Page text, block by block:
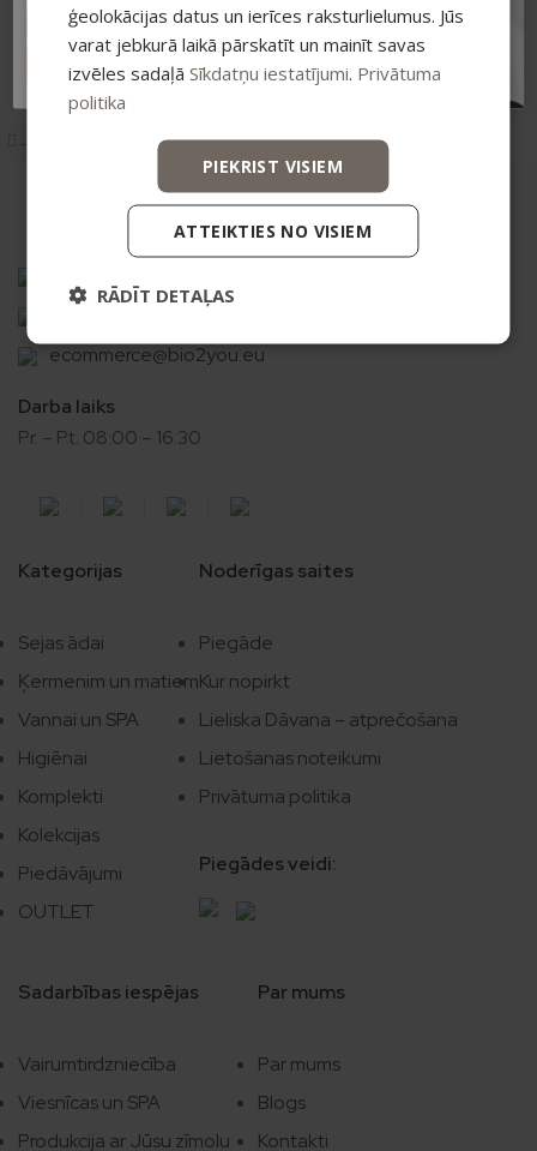
Attīrītāji un toniki, DERMA+
17,95€8,95€
DERMA+,Serumi
19,99€
→
ecommerce@bio2you.eu
Darba laiks
Pr. – Pt. 08:00 – 16:30
Kategorijas
Sejas ādai
Ķermenim un matiem
Vannai un SPA
Higiēnai
Komplekti
Kolekcijas
Piedāvājumi
OUTLET
Noderīgas saites
Piegāde
Kur nopirkt
Lieliska Dāvana – atprečošana
Lietošanas noteikumi
Privātuma politika
Piegādes veidi:
Sadarbības iespējas
Vairumtirdzniecība
Viesnīcas un SPA
Produkcija ar Jūsu zīmolu
Par mums
Par mums
Blogs
Kontakti
ģeolokācijas datus un ierīces raksturlielumus. Jūs
varat jebkurā laikā pārskatīt un mainīt savas
izvēles sadaļāSīkdatņu iestatījumi. Privātuma
politika
PIEKRIST VISIEM
ATTEIKTIES NO VISIEM
RĀDĪT DETAĻAS
ABONĒT